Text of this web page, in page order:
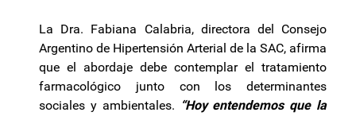
La Dra. Fabiana Calabria, directora del Consejo
Argentino de Hipertensión Arterial de la SAC, afirma
que el abordaje debe contemplar el tratamiento
farmacológico junto con los determinantes
sociales y ambientales. “Hoy entendemos que la